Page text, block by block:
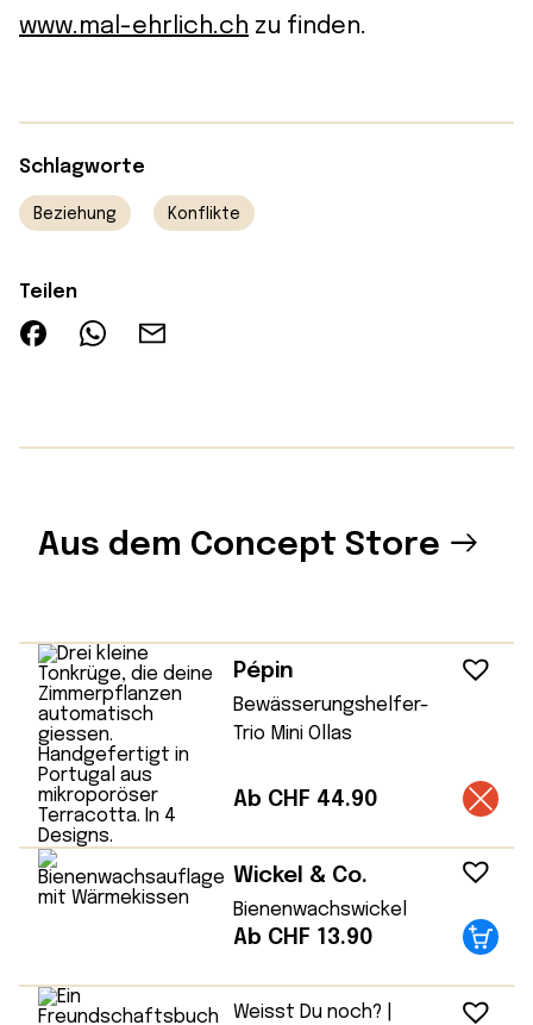
www.mal-ehrlich.ch zu finden.
Schlagworte
Beziehung Konflikte
Teilen
Aus dem Concept Store
Pépin
Bewässerungshelfer-
Trio Mini Ollas
Ab CHF 44.90
Wickel & Co.
Bienenwachswickel
Ab CHF 13.90
Weisst Du noch? |